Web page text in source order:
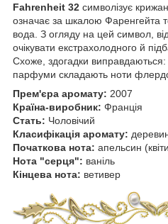
Fahrenheit 32 символізує
означає за шкалою Фаренгейта
вода. З огляду на цей символ,
очікувати екстрахолодного й
Схоже, здогадки виправдаються:
парфуми складають ноти
Прем'єра аромату: 2007
Країна-виробник: Франція
Стать: Чоловічий
Класифікація аромату:
Початкова нота: апельсин
Нота "серця": ваніль
Кінцева нота: ветивер